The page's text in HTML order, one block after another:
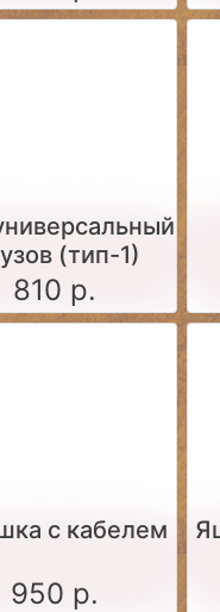
(тип-1)
810 р.
с кабелем
950 р.